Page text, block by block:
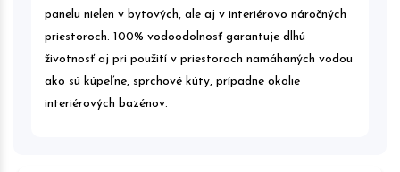
panelu nielen v bytových, ale aj v interiérovo náročných
priestoroch. 100% vodoodolnosť garantuje dlhú
životnosť aj pri použití v priestoroch namáhaných vodou
ako sú kúpeľne, sprchové kúty, prípadne okolie
interiérových bazénov.